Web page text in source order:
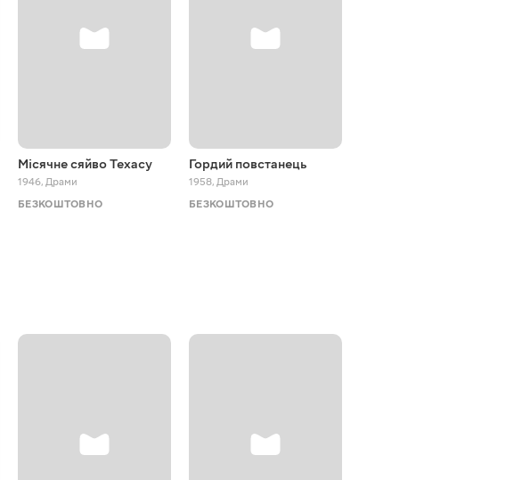
Місячне сяйво Техасу
1946, Драми
БЕЗКОШТОВНО
Гордий повстанець
1958, Драми
БЕЗКОШТОВНО